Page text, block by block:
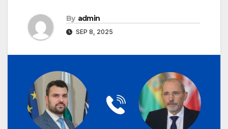
By admin
SEP 8, 2025